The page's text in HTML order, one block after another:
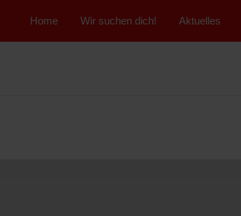
Home Wir suchen dich! Aktuelles